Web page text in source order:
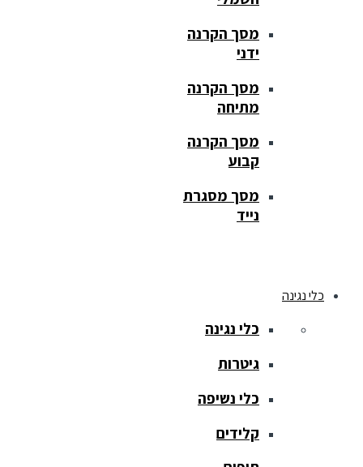
מסך הקרנה
ידני
מסך הקרנה
מתיחה
מסך הקרנה
קבוע
מסך מסגרת
נייד
כלי נגינה
כלי נגינה
גיטרות
כלי נשיפה
קלידים